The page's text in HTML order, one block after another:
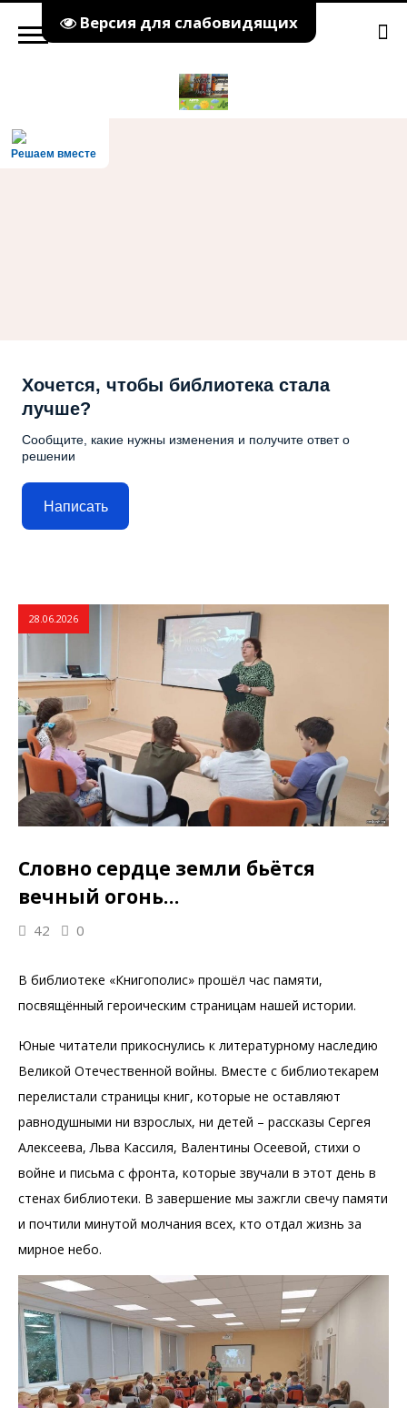
Версия для слабовидящих
Решаем вместе
Хочется, чтобы библиотека стала
лучше?
Сообщите, какие нужны изменения и получите ответ о
решении
Написать
28.06.2026
Словно сердце земли бьётся
вечный огонь…
42 0
В библиотеке «Книгополис» прошёл час памяти,
посвящённый героическим страницам нашей истории.
Юные читатели прикоснулись к литературному наследию
Великой Отечественной войны. Вместе с библиотекарем
перелистали страницы книг, которые не оставляют
равнодушными ни взрослых, ни детей – рассказы Сергея
Алексеева, Льва Кассиля, Валентины Осеевой, стихи о
войне и письма с фронта, которые звучали в этот день в
стенах библиотеки. В завершение мы зажгли свечу памяти
и почтили минутой молчания всех, кто отдал жизнь за
мирное небо.